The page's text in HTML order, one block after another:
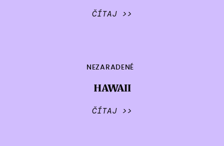
ČÍTAJ >>
NEZARADENÉ
HAWAII
ČÍTAJ >>